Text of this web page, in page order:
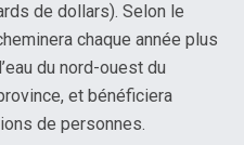
de dollars). Selon le
chaque année plus
du nord-ouest du
et bénéficiera
de personnes.